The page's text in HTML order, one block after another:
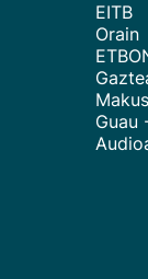
EITB
Orain
Guau